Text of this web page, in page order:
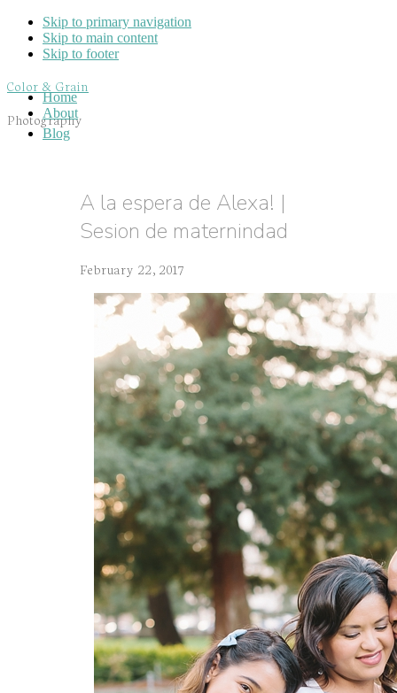
Skip to primary navigation
Skip to main content
Skip to footer
Color & Grain
Photography
Blog
Home
About
A la espera de Alexa! |
Sesion de maternindad
February 22, 2017